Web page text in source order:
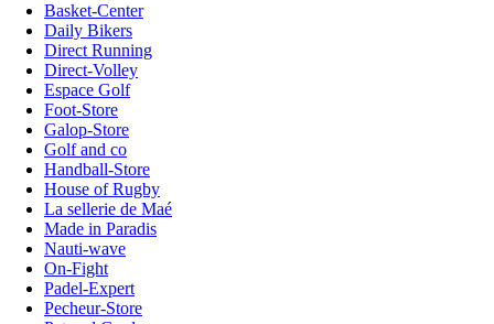
Basket-Center
Daily Bikers
Direct Running
Direct-Volley
Espace Golf
Foot-Store
Galop-Store
Golf and co
Handball-Store
House of Rugby
La sellerie de Maé
Made in Paradis
Nauti-wave
On-Fight
Padel-Expert
Pecheur-Store